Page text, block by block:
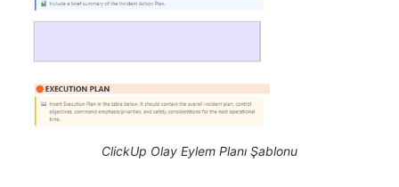
ClickUp Olay Eylem Planı Şablonu